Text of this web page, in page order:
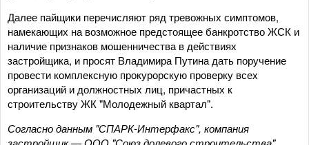
Далее пайщики перечисляют ряд тревожных симптомов,
намекающих на возможное предстоящее банкротство ЖСК и
наличие признаков мошенничества в действиях
застройщика, и просят Владимира Путина дать поручение
провести комплексную прокурорскую проверку всех
организаций и должностных лиц, причастных к
строительству ЖК "Молодежный квартал".
Согласно данным "СПАРК-Интерфакс", компания